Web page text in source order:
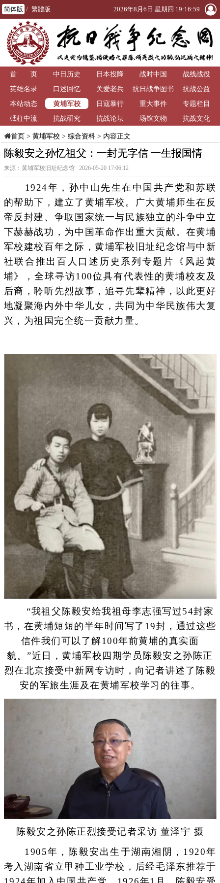
简体版 / 繁體版 2026年8月6日 星期四 19:17:00
首 页 中日历史 日本投降 战时中国
战线战役
英雄名录
口述回忆 关爱老兵
抗日战争图书
馆
抗战公益
本站动态
黄埔军校 日寇暴行 重大事件
专题栏目
砥柱中流
抗战研究 抗战论坛 场馆文物 抗战文化
首页> 黄埔军校> 综合资料> 内容正文
陈毅安之孙忆祖父：一封无字信 一生报国情
来源：黄埔军校旧址纪念馆 2026-05-20 17:06:12
1924年，孙中山先生在中国共产党和苏联
的帮助下，建立了黄埔军校。广大黄埔师生在反
帝反封建、争取国家统一与民族独立的斗争中立
下赫赫战功，为中国革命作出重大贡献。在黄埔
军校建校百年之际，黄埔军校旧址纪念馆与中新
社联合推出百人口述历史系列专题片《风起黄
埔》，全球寻访100位具有代表性的黄埔校友及
后裔，聆听先烈故事，追寻先辈精神，以此更好
地凝聚海内外中华儿女，共同为中华民族伟大复
兴，为祖国完全统一贡献力量。
“我祖父陈毅安给我祖母李志强写过54封家
书，在黄埔短短的半年时间写了19封，通过这些
信件我们可以了解100年前黄埔的真实面
貌。”近日，黄埔军校四期学员陈毅安之孙陈正
烈在北京接受中新网专访时，向记者讲述了陈毅
安的军旅生涯及在黄埔军校学习的往事。
陈毅安之孙陈正烈接受记者采访 董泽宇 摄
1905年，陈毅安出生于湖南湘阴，1920年
考入湖南省立甲种工业学校，后经毛泽东推荐于